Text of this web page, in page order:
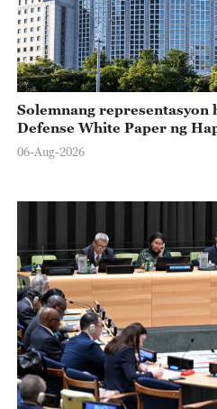
Solemnang representasyon
Defense White Paper ng
06-Aug-2026